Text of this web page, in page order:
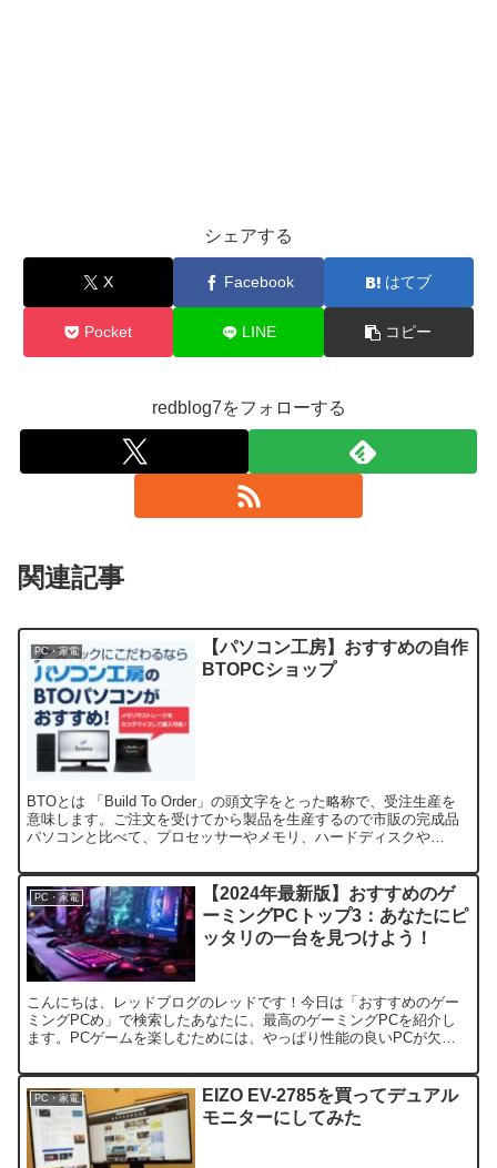
シェアする
X Facebook はてブ
Pocket LINE コピー
redblog7をフォローする
関連記事
PC・家電
【パソコン工房】おすすめの自作
BTOPCショップ
BTOとは 「Build To Order」の頭文字をとった略称で、受注生産を
意味します。ご注文を受けてから製品を生産するので市販の完成品
パソコンと比べて、プロセッサーやメモリ、ハードディスクや
PC・家電
【2024年最新版】おすすめのゲ
ーミングPCトップ3：あなたにピ
ッタリの一台を見つけよう！
こんにちは、レッドブログのレッドです！今日は「おすすめのゲー
ミングPCめ」で検索したあなたに、最高のゲーミングPCを紹介し
ます。PCゲームを楽しむためには、やっぱり性能の良いPCが欠か
PC・家電
EIZO EV-2785を買ってデュアル
モニターにしてみた